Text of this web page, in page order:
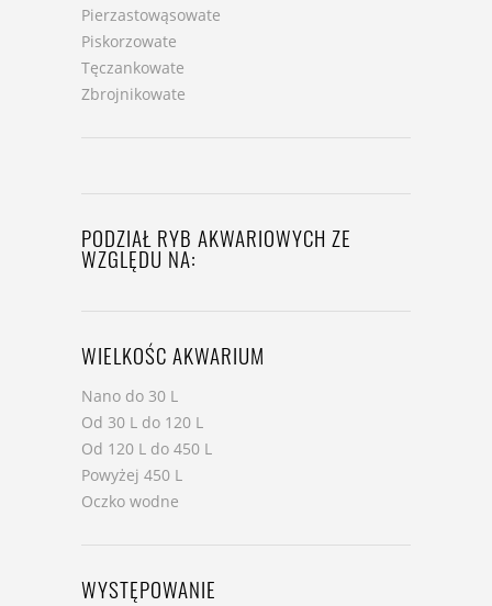
Pierzastowąsowate
Piskorzowate
Tęczankowate
Zbrojnikowate
PODZIAŁ RYB AKWARIOWYCH ZE
WZGLĘDU NA:
WIELKOŚC AKWARIUM
Nano do 30 L
Od 30 L do 120 L
Od 120 L do 450 L
Powyżej 450 L
Oczko wodne
WYSTĘPOWANIE